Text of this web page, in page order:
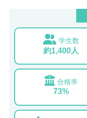
学生数
約1,400人
合格率
73%